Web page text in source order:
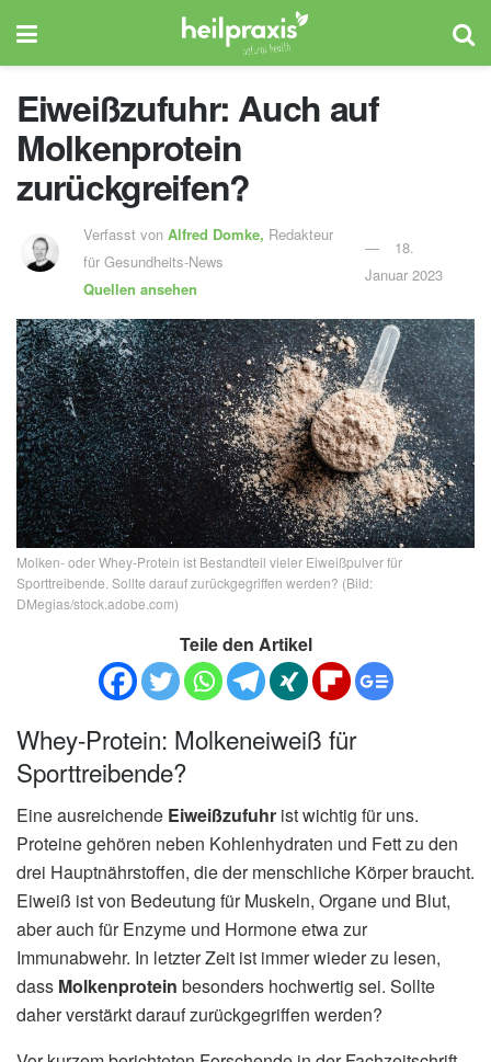
Eiweißzufuhr: Auch auf
Molkenprotein
zurückgreifen?
Verfasst von Alfred Domke, Redakteur
für Gesundheits-News
Quellen ansehen
18.
Januar 2023
Molken- oder Whey-Protein ist Bestandteil vieler Eiweißpulver für
Sporttreibende. Sollte darauf zurückgegriffen werden? (Bild:
DMegias/stock.adobe.com)
Teile den Artikel
Whey-Protein: Molkeneiweiß für
Sporttreibende?
Eine ausreichende Eiweißzufuhr ist wichtig für uns.
Proteine gehören neben Kohlenhydraten und Fett zu den
drei Hauptnährstoffen, die der menschliche Körper braucht.
Eiweiß ist von Bedeutung für Muskeln, Organe und Blut,
aber auch für Enzyme und Hormone etwa zur
Immunabwehr. In letzter Zeit ist immer wieder zu lesen,
dass Molkenprotein besonders hochwertig sei. Sollte
daher verstärkt darauf zurückgegriffen werden?